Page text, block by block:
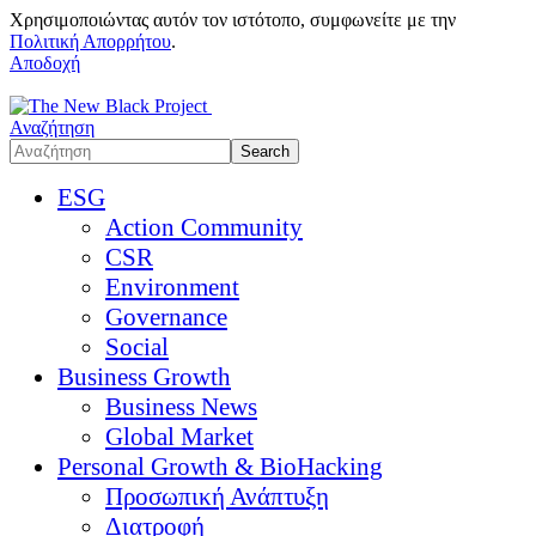
Χρησιμοποιώντας αυτόν τον ιστότοπο, συμφωνείτε με την
Πολιτική Απορρήτου.
Αποδοχή
Αναζήτηση
ESG
Action Community
CSR
Environment
Governance
Social
Business Growth
Business News
Global Market
Personal Growth & BioHacking
Προσωπική Ανάπτυξη
Διατροφή